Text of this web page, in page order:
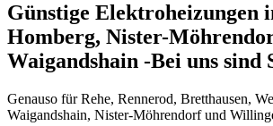
Günstige Elektroheizungen
Homberg, Nister-
Waigandshain -Bei uns sind
Genauso für Rehe, Rennerod, Bretthausen,
Waigandshain, Nister-Möhrendorf und